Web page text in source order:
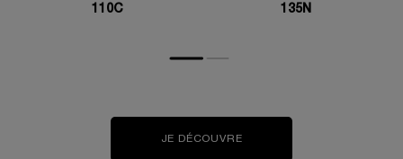
110C 135N
JE DÉCOUVRE​